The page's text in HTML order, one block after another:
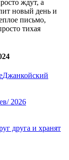
ждут, а
новый день и
письмо,
тихая
Джанкойский
2026
друга и хранят